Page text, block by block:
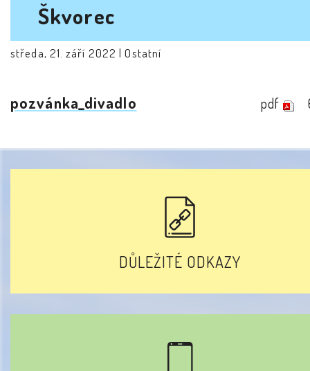
Škvorec
středa, 21. září 2022 |Ostatní
pozvánka_divadlo pdf
DŮLEŽITÉ ODKAZY